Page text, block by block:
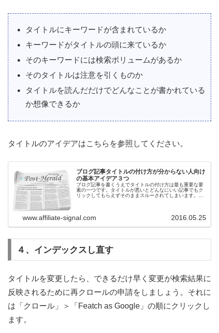
タイトルにキーワードが含まれているか
キーワードがタイトルの頭に来ているか
そのキーワードには検索ボリュームがあるか
そのタイトルは注意を引くものか
タイトルを読んだだけでどんなことが書かれている
か想像できるか
タイトルのアイデアはこちらを参照してください。
ブログ記事タイトルの付け方が分からない人向け
の基本アイデア３つ
ブログ記事を書くうえでタイトルの付け方は最も重要な要
素の一つです。タイトルが悪いとどんなにいい記事でもク
リックしてもらえずそのままスルーされてしまいます。そ
www.affiliate-signal.com 2016.05.25
４、インデックスし直す
タイトルを変更したら、できるだけ早く変更が検索結果に
反映されるために再クロールの申請をしましょう。それに
は「クロール」＞「Featch as Google」の順にクリックし
ます。